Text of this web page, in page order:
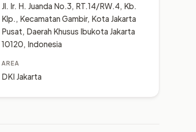
Jl. Ir. H. Juanda No.3, RT.14/RW.4, Kb.
Klp., Kecamatan Gambir, Kota Jakarta
Pusat, Daerah Khusus Ibukota Jakarta
10120, Indonesia
AREA
DKI Jakarta